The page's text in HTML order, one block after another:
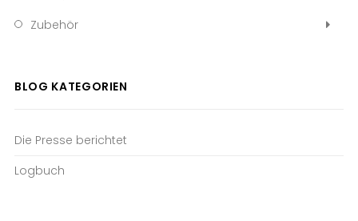
Zubehör
BLOG KATEGORIEN
Die Presse berichtet
Logbuch